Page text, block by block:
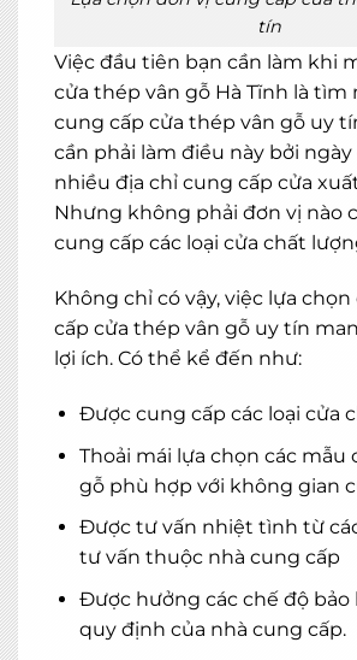
tín
Việc đầu tiên bạn cần làm khi
cửa thép vân gỗ Hà Tĩnh là tìm
cung cấp cửa thép vân gỗ uy
cần phải làm điều này bởi ngày
nhiều địa chỉ cung cấp cửa
Nhưng không phải đơn vị nào
cung cấp các loại cửa chất
Không chỉ có vậy, việc lựa
cấp cửa thép vân gỗ uy tín
lợi ích. Có thể kể đến như:
Được cung cấp các loại cửa
Thoải mái lựa chọn các mẫu
gỗ phù hợp với không gian
Được tư vấn nhiệt tình từ
tư vấn thuộc nhà cung cấp
Được hưởng các chế độ bảo
quy định của nhà cung cấp.